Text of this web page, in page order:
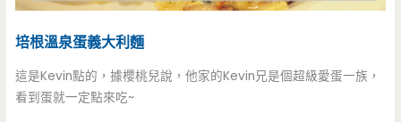
培根溫泉蛋義大利麵
這是Kevin點的，據櫻桃兒說，他家的Kevin兄是個超級愛蛋一族，
看到蛋就一定點來吃~